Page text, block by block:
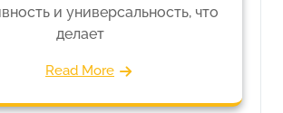
и универсальность, что
делает
Read More